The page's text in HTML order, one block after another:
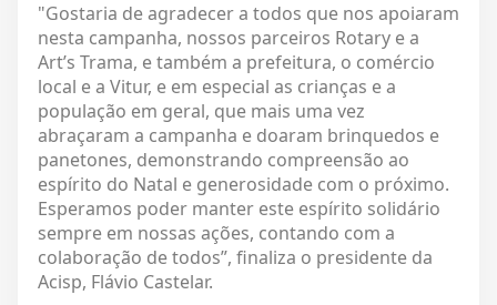
"Gostaria de agradecer a todos que nos apoiaram
nesta campanha, nossos parceiros Rotary e a
Art’s Trama, e também a prefeitura, o comércio
local e a Vitur, e em especial as crianças e a
população em geral, que mais uma vez
abraçaram a campanha e doaram brinquedos e
panetones, demonstrando compreensão ao
espírito do Natal e generosidade com o próximo.
Esperamos poder manter este espírito solidário
sempre em nossas ações, contando com a
colaboração de todos”, finaliza o presidente da
Acisp, Flávio Castelar.